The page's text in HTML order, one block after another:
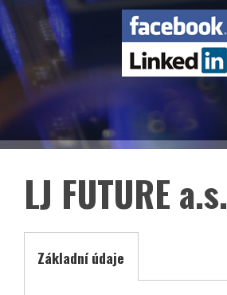
Blockchain
EN
Elektrotechnická
LinkedIn
LJ FUTURE a.s.
Základní údaje